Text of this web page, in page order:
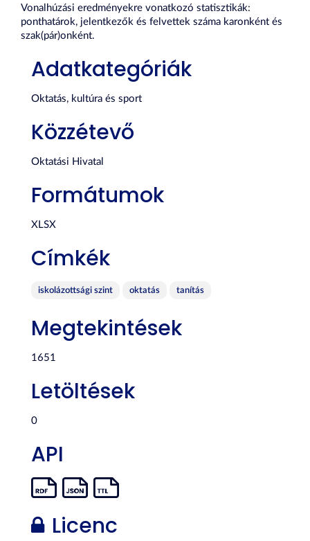
Vonalhúzási eredményekre vonatkozó statisztikák:
ponthatárok, jelentkezők és felvettek száma karonként és
szak(pár)onként.
Adatkategóriák
Oktatás, kultúra és sport
Közzétevő
Oktatási Hivatal
Formátumok
XLSX
Címkék
iskolázottsági szint oktatás tanítás
Megtekintések
1651
Letöltések
0
API
Licenc